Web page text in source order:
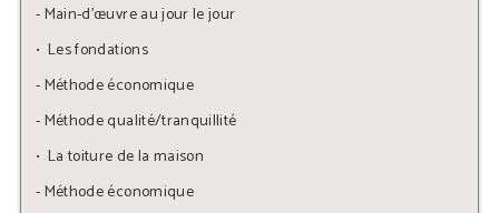
- Main-d’œuvre au jour le jour
•  Les fondations
- Méthode économique
- Méthode qualité/tranquillité
•  La toiture de la maison
- Méthode économique